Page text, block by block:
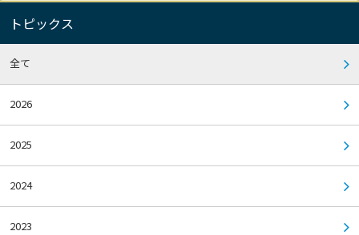
トピックス
全て
2026
2025
2024
2023